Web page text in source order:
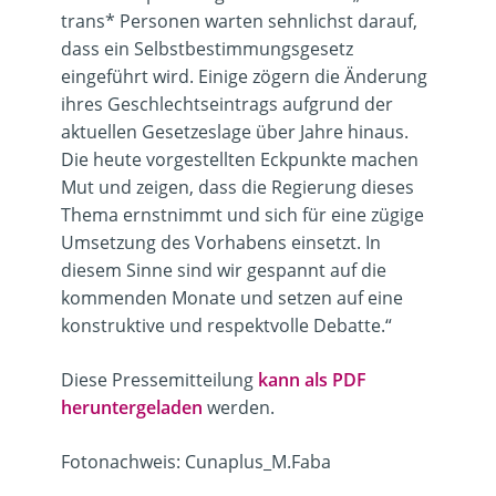
trans* Personen warten sehnlichst darauf,
dass ein Selbstbestimmungsgesetz
eingeführt wird. Einige zögern die Änderung
ihres Geschlechtseintrags aufgrund der
aktuellen Gesetzeslage über Jahre hinaus.
Die heute vorgestellten Eckpunkte machen
Mut und zeigen, dass die Regierung dieses
Thema ernstnimmt und sich für eine zügige
Umsetzung des Vorhabens einsetzt. In
diesem Sinne sind wir gespannt auf die
kommenden Monate und setzen auf eine
konstruktive und respektvolle Debatte.“
Diese Pressemitteilung kann als PDF
heruntergeladen werden.
Fotonachweis: Cunaplus_M.Faba